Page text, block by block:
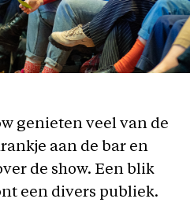
genieten veel van de
aan de bar en
de show. Een blik
een divers publiek.